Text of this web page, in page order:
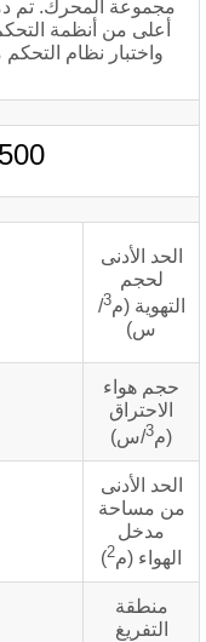
دمج جميع وظائف
في مجموعة المولدات
مع الأخذ في
مجموعة
10.2
0.59
2.1
1.6